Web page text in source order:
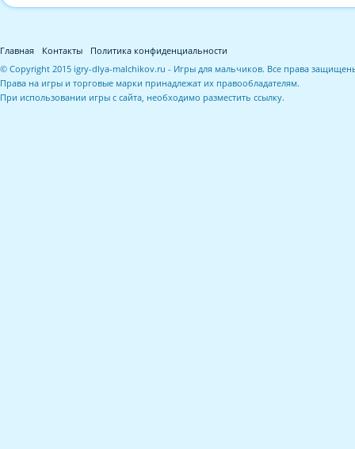
Главная Контакты
Политика конфиденциальности
© Copyright 2015 igry-dlya-malchikov.ru - Игры для мальчиков. Все права
Права на игры и торговые марки принадлежат их правообладателям.
При использовании игры с сайта, необходимо разместить ссылку.